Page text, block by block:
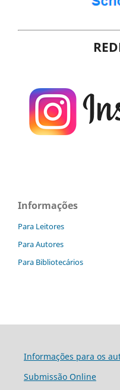
Informações
Para Leitores
Para Autores
Para Bibliotecários
Informações para os
Submissão Online